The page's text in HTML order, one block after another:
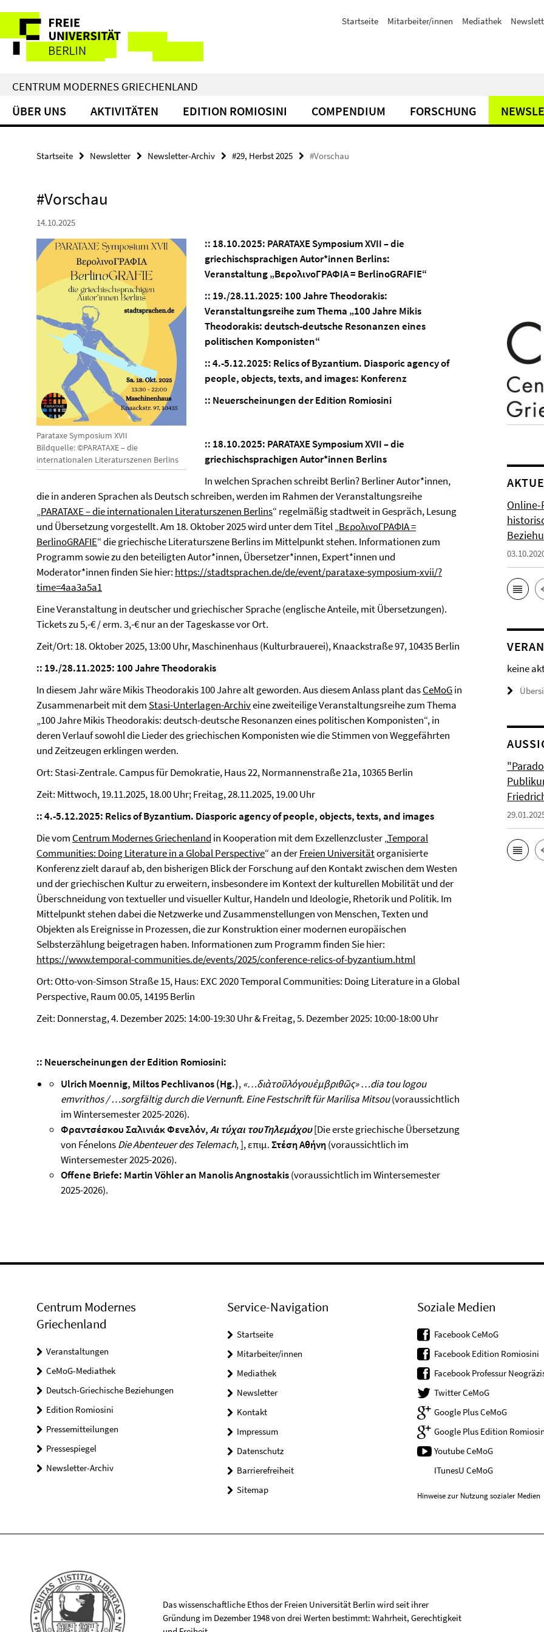
direkt
zu
Inhalt
Service-
Navigation
Startseite Mitarbeiter/innen Mediathek
CENTRUM MODERNES GRIECHENLAND
ÜBER UNS AKTIVITÄTEN EDITION ROMIOSINI COMPENDIUM FORSCHUNG
Startseite Newsletter Newsletter-Archiv #29, Herbst 2025 #Vorschau
#Vorschau
14.10.2025
Parataxe Symposium XVII
Bildquelle: ©PARATAXE – die
internationalen Literaturszenen Berlins
:: 18.10.2025: PARATAXE Symposium XVII– die
griechischsprachigen Autor*innen Berlins:
Veranstaltung „ΒερολινοΓΡΑΦΙA = BerlinoGRAFIE“
:: 19./28.11.2025: 100 Jahre Theodorakis:
Veranstaltungsreihe zum Thema „100 Jahre Mikis
Theodorakis: deutsch-deutsche Resonanzen eines
politischen Komponisten“
::4.-5.12.2025: Relics of Byzantium. Diasporic agency of
people, objects, texts, and images: Konferenz
:: Neuerscheinungen der Edition Romiosini
:: 18.10.2025: PARATAXE Symposium XVII– die
griechischsprachigen Autor*innen Berlins
In welchen Sprachen schreibt Berlin? Berliner Autor*innen,
die in anderen Sprachen als Deutsch schreiben, werden im Rahmen der Veranstaltungsreihe
„PARATAXE – die internationalen Literaturszenen Berlins“ regelmäßig stadtweit in Gespräch, Lesung
und Übersetzung vorgestellt. Am 18. Oktober 2025 wird unter dem Titel „ΒερολινοΓΡΑΦΙA =
BerlinoGRAFIE“ die griechische Literaturszene Berlins im Mittelpunkt stehen. Informationen zum
Programm sowie zu den beteiligten Autor*innen, Übersetzer*innen, Expert*innen und
Moderator*innen finden Sie hier: https://stadtsprachen.de/de/event/parataxe-symposium-xvii/?
time=4aa3a5a1
Eine Veranstaltung in deutscher und griechischer Sprache (englische Anteile, mit Übersetzungen).
Tickets zu 5,-€ / erm. 3,-€ nur an der Tageskasse vor Ort.
Zeit/Ort: 18. Oktober 2025, 13:00 Uhr, Maschinenhaus (Kulturbrauerei), Knaackstraße 97, 10435 Berlin
:: 19./28.11.2025: 100 Jahre Theodorakis
In diesem Jahr wäre Mikis Theodorakis 100 Jahre alt geworden. Aus diesem Anlass plant dasCeMoGin
Zusammenarbeit mit dem Stasi-Unterlagen-Archiveine zweiteilige Veranstaltungsreihe zum Thema
„100 Jahre Mikis Theodorakis: deutsch-deutsche Resonanzen eines politischen Komponisten“, in
deren Verlauf sowohl die Lieder des griechischen Komponisten wie die Stimmen von Weggefährten
und Zeitzeugen erklingen werden.
Ort: Stasi-Zentrale. Campus für Demokratie, Haus 22, Normannenstraße 21a, 10365 Berlin
Zeit: Mittwoch, 19.11.2025, 18.00 Uhr; Freitag, 28.11.2025, 19.00 Uhr
:: 4.-5.12.2025: Relics of Byzantium. Diasporic agency of people, objects, texts, and images
Die vom Centrum Modernes Griechenland in Kooperation mit dem Exzellenzcluster „Temporal
Communities: Doing Literature in a Global Perspective“ an derFreien Universitätorganisierte
Konferenz zielt darauf ab, den bisherigen Blick der Forschung auf den Kontakt zwischen dem Westen
und der griechischen Kultur zu erweitern, insbesondere im Kontext der kulturellen Mobilität und der
Überschneidung von textueller und visueller Kultur, Handeln und Ideologie, Rhetorik und Politik. Im
Mittelpunkt stehen dabei die Netzwerke und Zusammenstellungen von Menschen, Texten und
Objekten als Ereignisse in Prozessen, die zur Konstruktion einer modernen europäischen
Selbsterzählung beigetragen haben. Informationen zum Programm finden Sie hier:
https://www.temporal-communities.de/events/2025/conference-relics-of-byzantium.html
Ort: Otto-von-Simson Straße 15, Haus: EXC 2020 Temporal Communities: Doing Literature in a Global
Perspective, Raum 00.05, 14195 Berlin
Zeit: Donnerstag, 4. Dezember 2025: 14:00-19:30 Uhr & Freitag, 5. Dezember 2025: 10:00-18:00 Uhr
:: Neuerscheinungen der Edition Romiosini:
Ulrich Moennig, Miltos Pechlivanos (Hg.),«…διὰτοῦλόγουἐμβριθῶς» …dia tou logou
emvrithos / …sorgfältig durch die Vernunft. Eine Festschrift für Marilisa Mitsou(voraussichtlich
im Wintersemester 2025-2026).
Φραντσέσκου Σαλινιάκ Φενελόν,ΑιτύχαιτουΤηλεμάχου[Die erste griechische Übersetzung
von FénelonsDie Abenteuer des Telemach, ], επιμ.Στέση Αθήνη(voraussichtlich im
Wintersemester 2025-2026).
Offene Briefe: Martin Vöhler an Manolis Angnostakis(voraussichtlich im Wintersemester
2025-2026).
keine
Centrum Modernes
Griechenland
Veranstaltungen
CeMoG-Mediathek
Deutsch-Griechische Beziehungen
Edition Romiosini
Pressemitteilungen
Pressespiegel
Newsletter-Archiv
Service-Navigation
Startseite
Mitarbeiter/innen
Mediathek
Newsletter
Kontakt
Impressum
Datenschutz
Barrierefreiheit
Sitemap
Soziale Medien
Facebook CeMoG
Facebook Edition Romiosini
Facebook Professur
Twitter CeMoG
Google Plus CeMoG
Google Plus Edition
Youtube CeMoG
ITunesU CeMoG
Hinweise zur Nutzung sozialer Medien
Das wissenschaftliche Ethos der Freien Universität Berlin wird seit ihrer
Gründung im Dezember 1948 von drei Werten bestimmt: Wahrheit, Gerechtigkeit